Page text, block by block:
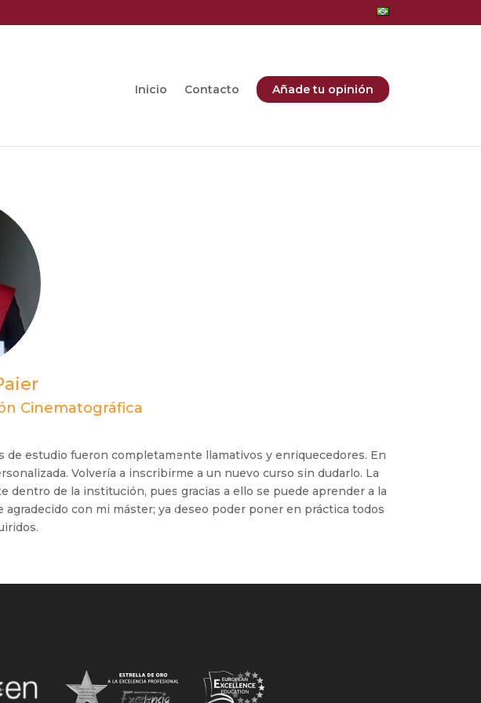
Inicio Contacto Añade tu opinión
Cinematográfica
de estudio fueron completamente llamativos y enriquecedores. En
Volvería a inscribirme a un nuevo curso sin dudarlo. La
dentro de la institución, pues gracias a ello se puede aprender a la
con mi máster; ya deseo poder poner en práctica todos